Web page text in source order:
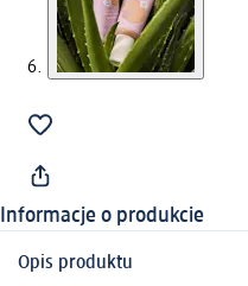
Informacje o produkcie
Opis produktu